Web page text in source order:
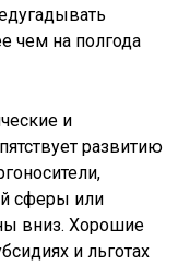
чем на полгода
и
развитию
сферы или
вниз. Хорошие
и льготах